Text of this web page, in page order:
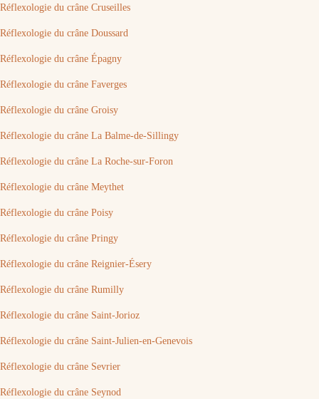
Réflexologie du crâne Cruseilles
Réflexologie du crâne Doussard
Réflexologie du crâne Épagny
Réflexologie du crâne Faverges
Réflexologie du crâne Groisy
Réflexologie du crâne La Balme-de-Sillingy
Réflexologie du crâne La Roche-sur-Foron
Réflexologie du crâne Meythet
Réflexologie du crâne Poisy
Réflexologie du crâne Pringy
Réflexologie du crâne Reignier-Ésery
Réflexologie du crâne Rumilly
Réflexologie du crâne Saint-Jorioz
Réflexologie du crâne Saint-Julien-en-Genevois
Réflexologie du crâne Sevrier
Réflexologie du crâne Seynod